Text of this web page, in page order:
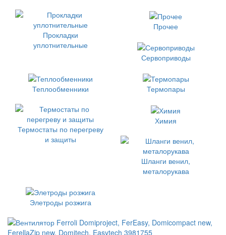
Прокладки
уплотнительные
Прочее
Сервоприводы
Теплообменники Термопары
Термостаты по перегреву
и защиты
Химия
Шланги венил,
металорукава
Элетроды розжига